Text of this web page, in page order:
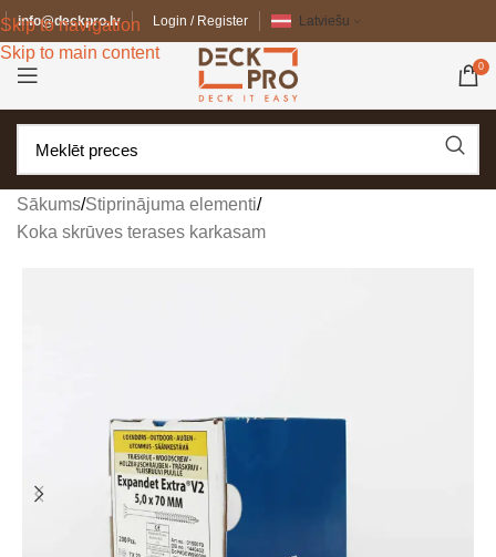
Skip to navigation
Skip to main content
info@deckpro.lv Login / Register Latviešu
0
Sākums/Stiprinājuma elementi/
Koka skrūves terases karkasam